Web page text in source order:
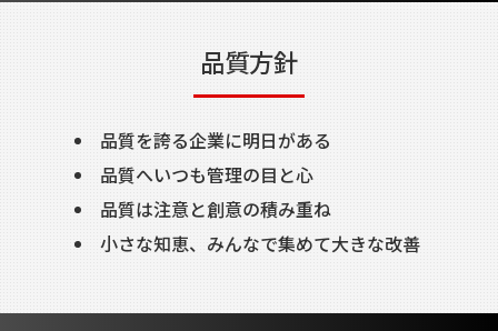
品質方針
品質を誇る企業に明日がある
品質へいつも管理の目と心
品質は注意と創意の積み重ね
小さな知恵、みんなで集めて大きな改善